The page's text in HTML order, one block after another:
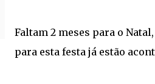
Faltam 2 meses para o
para esta festa já estão